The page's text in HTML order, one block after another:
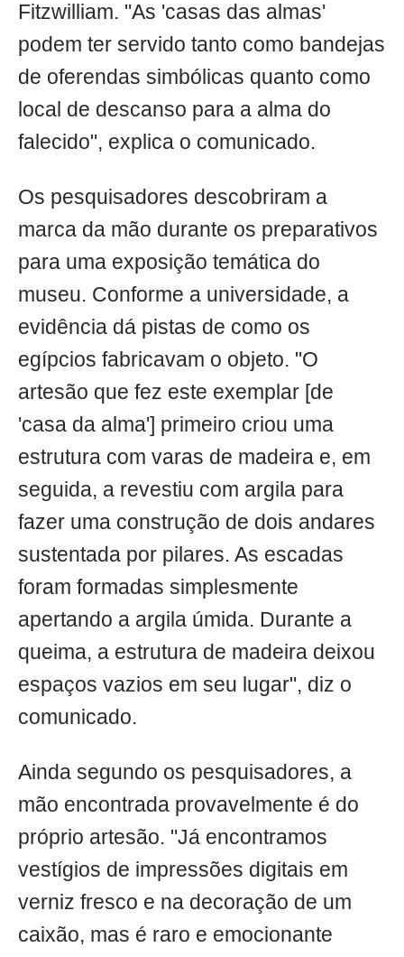
Fitzwilliam. "As 'casas das almas'
podem ter servido tanto como bandejas
de oferendas simbólicas quanto como
local de descanso para a alma do
falecido", explica o comunicado.
Os pesquisadores descobriram a
marca da mão durante os preparativos
para uma exposição temática do
museu. Conforme a universidade, a
evidência dá pistas de como os
egípcios fabricavam o objeto. "O
artesão que fez este exemplar [de
'casa da alma'] primeiro criou uma
estrutura com varas de madeira e, em
seguida, a revestiu com argila para
fazer uma construção de dois andares
sustentada por pilares. As escadas
foram formadas simplesmente
apertando a argila úmida. Durante a
queima, a estrutura de madeira deixou
espaços vazios em seu lugar", diz o
comunicado.
Ainda segundo os pesquisadores, a
mão encontrada provavelmente é do
próprio artesão. "Já encontramos
vestígios de impressões digitais em
verniz fresco e na decoração de um
caixão, mas é raro e emocionante